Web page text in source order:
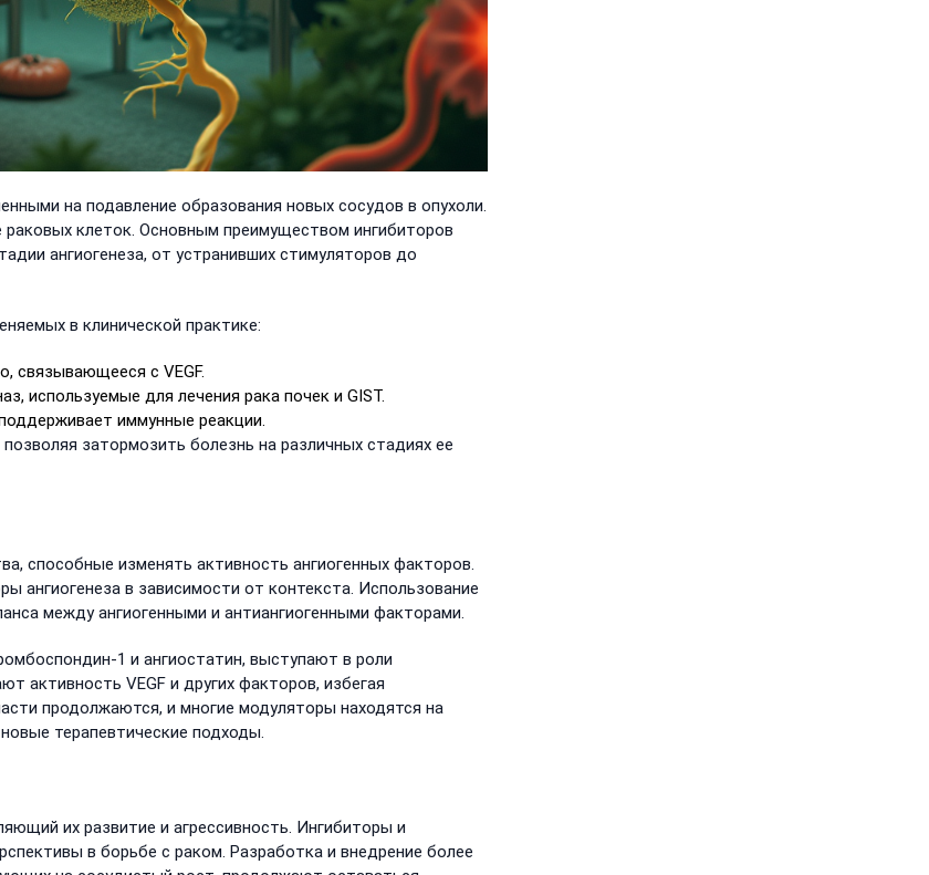
на подавление образования новых сосудов в опухоли.
клеток. Основным преимуществом ингибиторов
ангиогенеза, от устранивших стимуляторов до
в клинической практике:
связывающееся с VEGF.
используемые для лечения рака почек и GIST.
иммунные реакции.
затормозить болезнь на различных стадиях ее
способные изменять активность ангиогенных факторов.
ангиогенеза в зависимости от контекста. Использование
между ангиогенными и антиангиогенными факторами.
1 и ангиостатин, выступают в роли
активность VEGF и других факторов, избегая
продолжаются, и многие модуляторы находятся на
терапевтические подходы.
их развитие и агрессивность. Ингибиторы и
в борьбе с раком. Разработка и внедрение более